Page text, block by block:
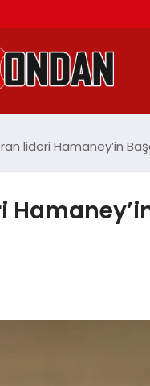
lideri Hamaney’in